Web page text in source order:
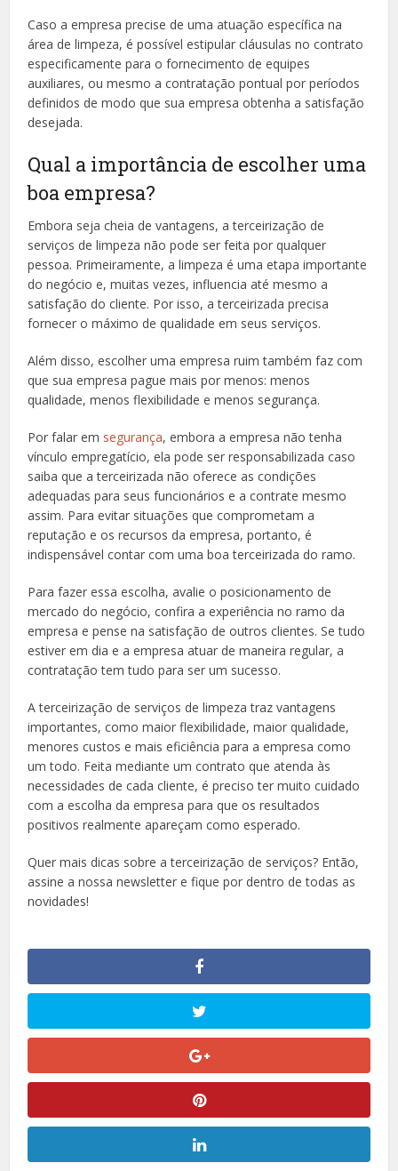
Caso a empresa precise de uma atuação específica na
área de limpeza, é possível estipular cláusulas no contrato
especificamente para o fornecimento de equipes
auxiliares, ou mesmo a contratação pontual por períodos
definidos de modo que sua empresa obtenha a satisfação
desejada.
Qual a importância de escolher uma
boa empresa?
Embora seja cheia de vantagens, a terceirização de
serviços de limpeza não pode ser feita por qualquer
pessoa. Primeiramente, a limpeza é uma etapa importante
do negócio e, muitas vezes, influencia até mesmo a
satisfação do cliente. Por isso, a terceirizada precisa
fornecer o máximo de qualidade em seus serviços.
Além disso, escolher uma empresa ruim também faz com
que sua empresa pague mais por menos: menos
qualidade, menos flexibilidade e menos segurança.
Por falar em segurança, embora a empresa não tenha
vínculo empregatício, ela pode ser responsabilizada caso
saiba que a terceirizada não oferece as condições
adequadas para seus funcionários e a contrate mesmo
assim. Para evitar situações que comprometam a
reputação e os recursos da empresa, portanto, é
indispensável contar com uma boa terceirizada do ramo.
Para fazer essa escolha, avalie o posicionamento de
mercado do negócio, confira a experiência no ramo da
empresa e pense na satisfação de outros clientes. Se tudo
estiver em dia e a empresa atuar de maneira regular, a
contratação tem tudo para ser um sucesso.
A terceirização de serviços de limpeza traz vantagens
importantes, como maior flexibilidade, maior qualidade,
menores custos e mais eficiência para a empresa como
um todo. Feita mediante um contrato que atenda às
necessidades de cada cliente, é preciso ter muito cuidado
com a escolha da empresa para que os resultados
positivos realmente apareçam como esperado.
Quer mais dicas sobre a terceirização de serviços? Então,
assine a nossa newsletter e fique por dentro de todas as
novidades!